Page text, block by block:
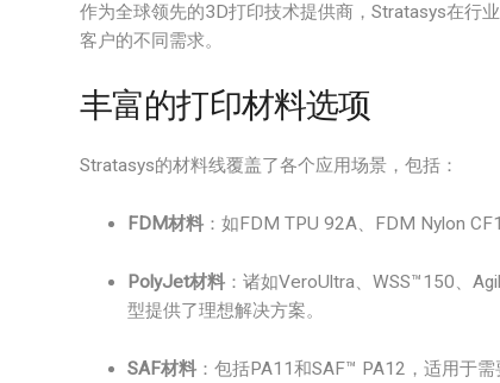
作为全球领先的3D打印技术提供商，Stratasys在行
客户的不同需求。
丰富的打印材料选项
Stratasys的材料线覆盖了各个应用场景，包括：
FDM材料 ：如FDM TPU 92A、FDM Nylon
PolyJet材料 ：诸如VeroUltra、WSS™150、
型提供了理想解决方案。
SAF材料 ：包括PA11和SAF™ PA12，适用于